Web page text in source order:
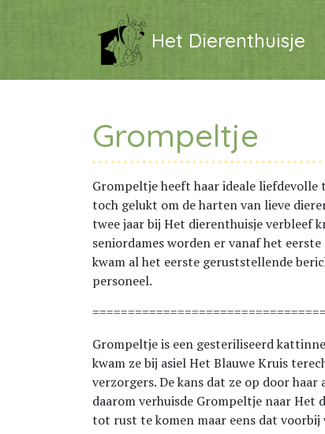
Het Dierenthuisje
Grompeltje
Grompeltje heeft haar ideale liefdevolle
toch gelukt om de harten van lieve
twee jaar bij Het dierenthuisje verbleef
seniordames worden er vanaf het
kwam al het eerste geruststellende
personeel.
Grompeltje is een gesteriliseerd
kwam ze bij asiel Het Blauwe Kruis
verzorgers. De kans dat ze op door
daarom verhuisde Grompeltje naar Het
tot rust te komen maar eens dat